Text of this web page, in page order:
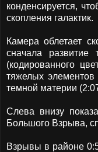
конденсируется,
скопления галактик.
Камера облетает
сначала развитие
(кодированного
тяжелых
темной материи
Слева внизу
Большого Взрыва,
Взрывы в районе